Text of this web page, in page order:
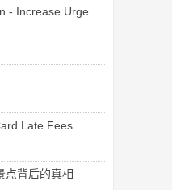
- Increase Urge
Late Fees
点背后的真相